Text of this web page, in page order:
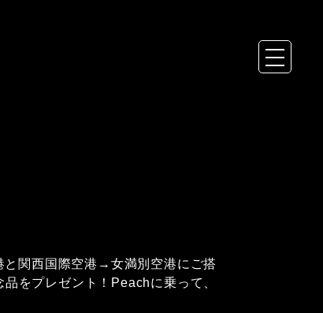
関西国際空港→女満別空港にご搭
をプレゼント！Peachに乗って、